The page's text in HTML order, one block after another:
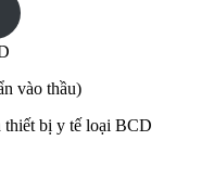
vào thầu)
thiết bị y tế loại BCD